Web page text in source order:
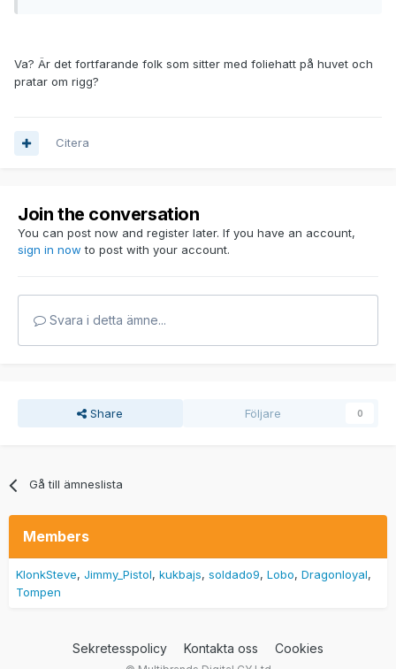
Va? Är det fortfarande folk som sitter med foliehatt på huvet och
pratar om rigg?
Citera
Join the conversation
You can post now and register later. If you have an account,
sign in now to post with your account.
Svara i detta ämne...
Share Följare 0
Gå till ämneslista
Members
KlonkSteve Jimmy_Pistol kukbajs soldado9 Lobo Dragonloyal
Tompen
Sekretesspolicy Kontakta oss Cookies